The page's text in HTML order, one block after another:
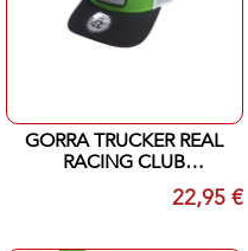
GORRA TRUCKER REAL
RACING CLUB
SANTANDER BICOLOR
ESCUDO ADULTO22,95 €